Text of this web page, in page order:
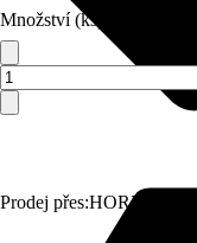
Prodej přes:HORNBACH
Množství (ks)